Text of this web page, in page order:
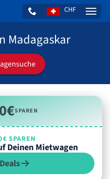
CHF
Madagaskar
SPAREN
SPAREN
Deinen Mietwagen